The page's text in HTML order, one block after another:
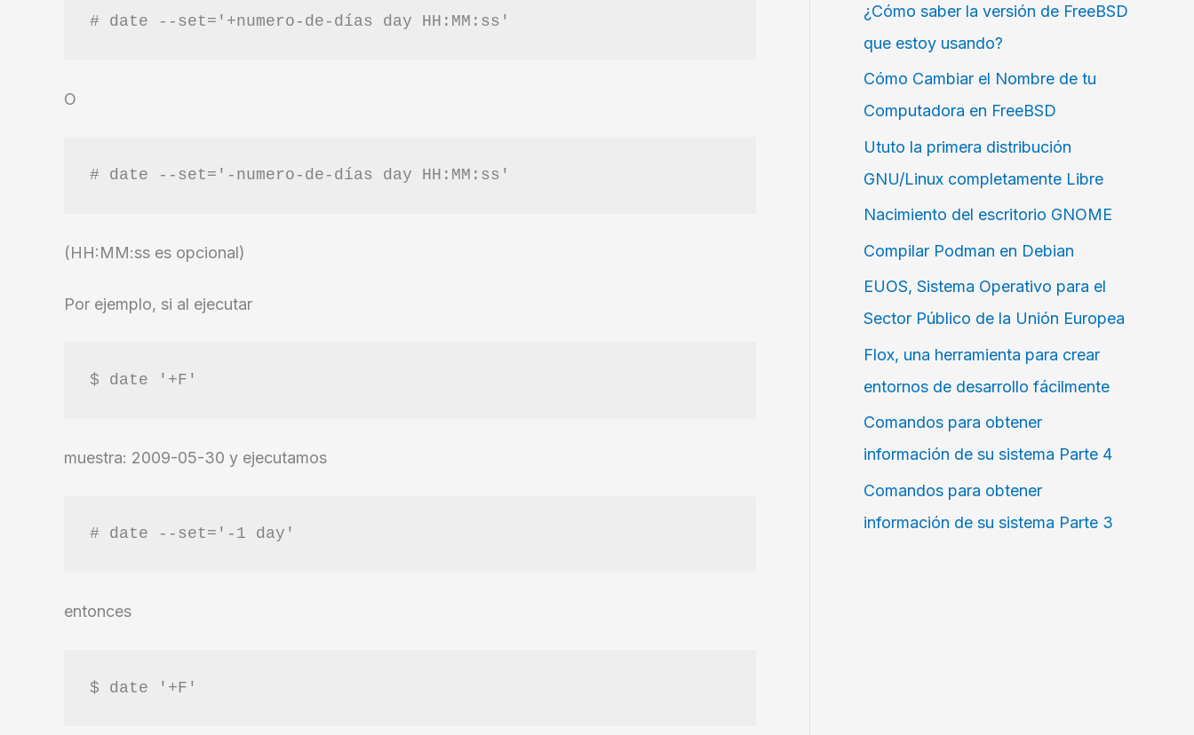
# date --set='+numero-de-días day HH:MM:ss'
O
# date --set='-numero-de-días day HH:MM:ss'
(HH:MM:ss es opcional)
Por ejemplo, si al ejecutar
$ date '+F'
muestra: 2009-05-30 y ejecutamos
# date --set='-1 day'
entonces
$ date '+F'
¿Cómo saber la versión de FreeBSD
que estoy usando?
Cómo Cambiar el Nombre de tu
Computadora en FreeBSD
Ututo la primera distribución
GNU/Linux completamente Libre
Nacimiento del escritorio GNOME
Compilar Podman en Debian
EUOS, Sistema Operativo para el
Sector Público de la Unión Europea
Flox, una herramienta para crear
entornos de desarrollo fácilmente
Comandos para obtener
información de su sistema Parte 4
Comandos para obtener
información de su sistema Parte 3